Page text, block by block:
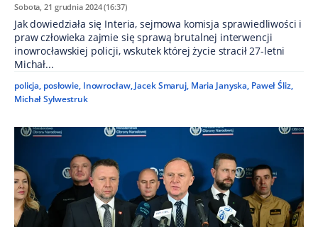
Sobota, 21 grudnia 2024 (16:37)
Jak dowiedziała się Interia, sejmowa komisja sprawiedliwości i
praw człowieka zajmie się sprawą brutalnej interwencji
inowrocławskiej policji, wskutek której życie stracił 27-letni
Michał...
policja, posłowie, Inowrocław, Jacek Smaruj, Maria Janyska, Paweł Śliz,
Michał Sylwestruk